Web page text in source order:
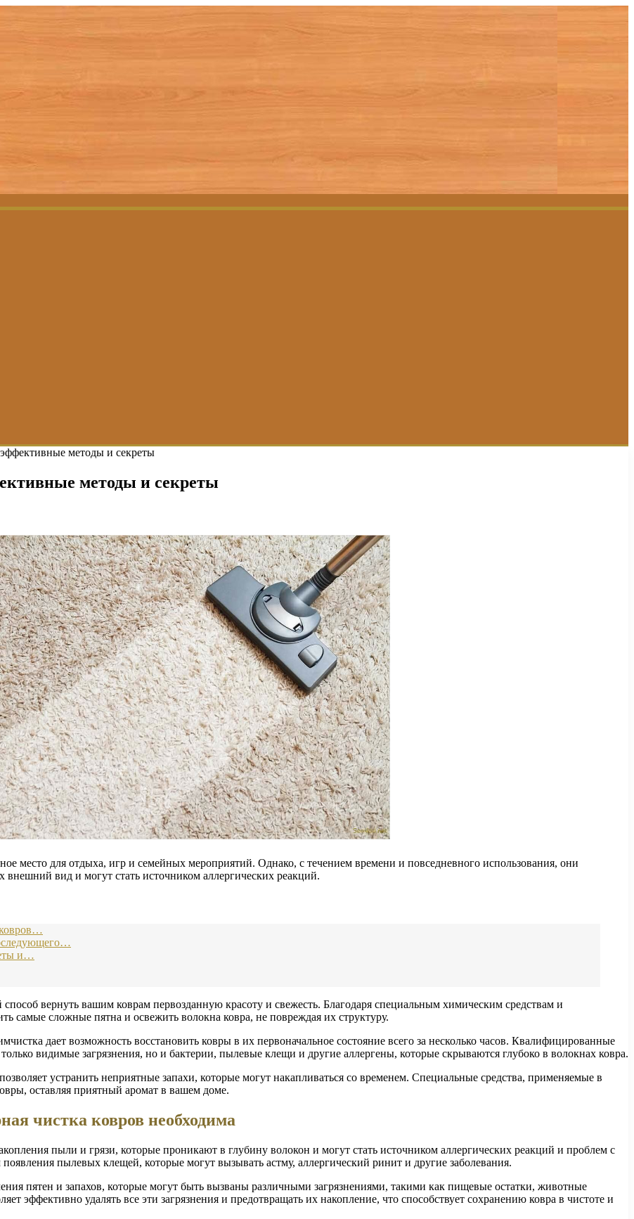
методы и секреты
методы и секреты
место для отдыха, игр и семейных мероприятий. Однако, с течением времени и повседневного использования, они
вид и могут стать источником аллергических реакций.
и…
вернуть вашим коврам первозданную красоту и свежесть. Благодаря специальным химическим средствам и
самые сложные пятна и освежить волокна ковра, не повреждая их структуру.
дает возможность восстановить ковры в их первоначальное состояние всего за несколько часов. Квалифицированные
видимые загрязнения, но и бактерии, пылевые клещи и другие аллергены, которые скрываются глубоко в волокнах ковра.
устранить неприятные запахи, которые могут накапливаться со временем. Специальные средства, применяемые в
оставляя приятный аромат в вашем доме.
чистка ковров необходима
пыли и грязи, которые проникают в глубину волокон и могут стать источником аллергических реакций и проблем с
пылевых клещей, которые могут вызывать астму, аллергический ринит и другие заболевания.
пятен и запахов, которые могут быть вызваны различными загрязнениями, такими как пищевые остатки, животные
эффективно удалять все эти загрязнения и предотвращать их накопление, что способствует сохранению ковра в чистоте и